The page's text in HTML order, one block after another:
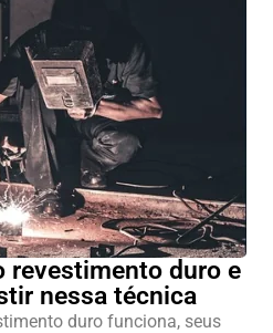
revestimento duro e
nessa técnica
duro funciona, seus